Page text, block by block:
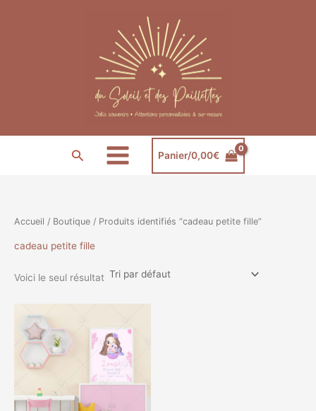
Rechercher Panier/0,00€
Accueil / Boutique / Produits identifiés “cadeau petite fille”
cadeau petite fille
Voici le seul résultat
prix :
5,00€
produit
a
plusieurs
variations.
Les
options